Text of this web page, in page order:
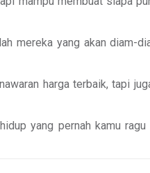
mereka yang akan diam-
harga terbaik, tapi
yang pernah kamu